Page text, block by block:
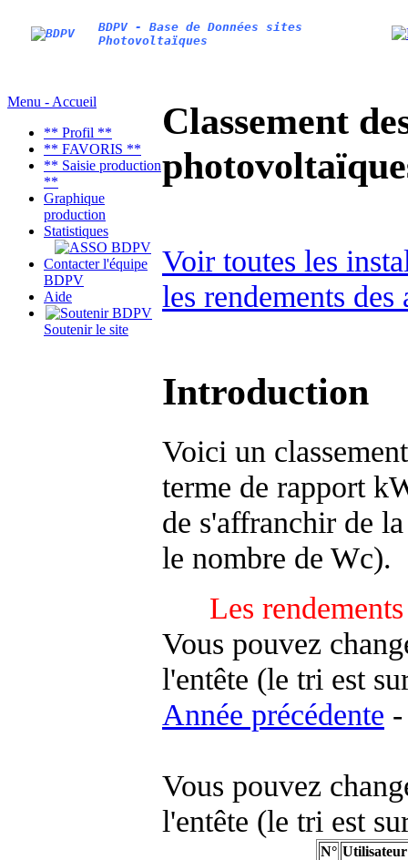
BDPV - Base de Données sites
Photovoltaïques
Menu - Accueil
** Profil **
** FAVORIS **
** Saisie production
**
Graphique
production
Statistiques
Contacter l'équipe
BDPV
Aide
Soutenir le site
Classement
Voir toutes les
les rendements des
Introduction
Voici un
terme de rapport
de s'affranchir de
le nombre de Wc).
Les
Vous pouvez
l'entête (le tri est
Année précédente
Vous pouvez
l'entête (le tri est
N° Utilisateur